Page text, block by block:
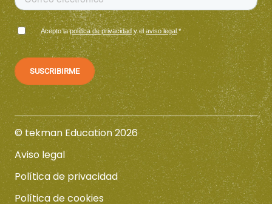
Acepto lapolítica de privacidady el aviso legal.*
© tekman Education 2026
Aviso legal
Política de privacidad
Política de cookies